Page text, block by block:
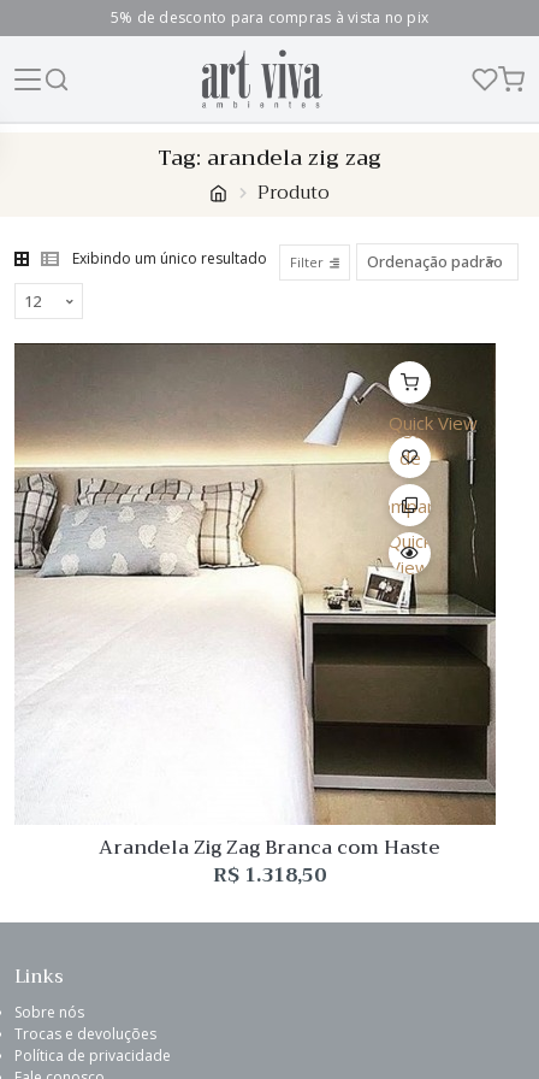
5% de desconto para compras à vista no pix
Tag: arandela zig zag
Produto
Exibindo um único resultado Filter
Quick View
Lista
de
Desejo
Comparar
Quick
View
Arandela Zig Zag Branca com Haste
R$ 1.318,50
Links
Sobre nós
Trocas e devoluções
Política de privacidade